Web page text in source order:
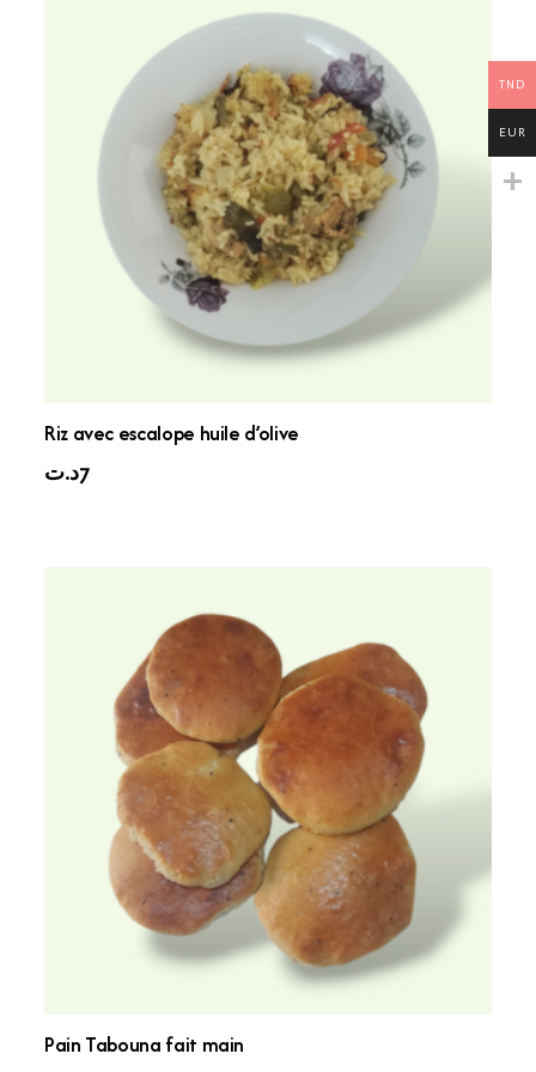
Riz avec escalope huile d’olive
7د.ت
Pain Tabouna fait main
TND
EUR